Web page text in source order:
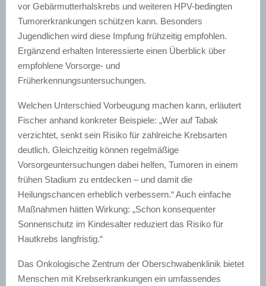
vor Gebärmutterhalskrebs und weiteren HPV-bedingten
Tumorerkrankungen schützen kann. Besonders
Jugendlichen wird diese Impfung frühzeitig empfohlen.
Ergänzend erhalten Interessierte einen Überblick über
empfohlene Vorsorge- und
Früherkennungsuntersuchungen.
Welchen Unterschied Vorbeugung machen kann, erläutert
Fischer anhand konkreter Beispiele: „Wer auf Tabak
verzichtet, senkt sein Risiko für zahlreiche Krebsarten
deutlich. Gleichzeitig können regelmäßige
Vorsorgeuntersuchungen dabei helfen, Tumoren in einem
frühen Stadium zu entdecken – und damit die
Heilungschancen erheblich verbessern.“ Auch einfache
Maßnahmen hätten Wirkung: „Schon konsequenter
Sonnenschutz im Kindesalter reduziert das Risiko für
Hautkrebs langfristig.“
Das Onkologische Zentrum der Oberschwabenklinik bietet
Menschen mit Krebserkrankungen ein umfassendes